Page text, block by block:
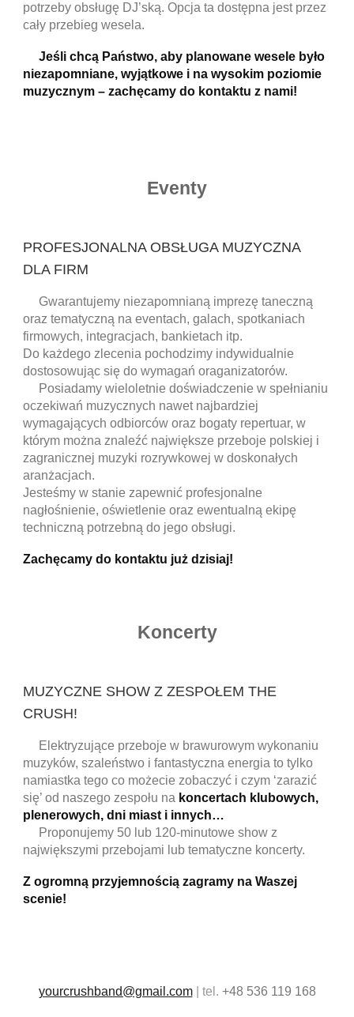
potrzeby obsługę DJ’ską. Opcja ta dostępna jest przez
cały przebieg wesela.
Jeśli chcą Państwo, aby planowane wesele było
niezapomniane, wyjątkowe i na wysokim poziomie
muzycznym – zachęcamy do kontaktu z nami!
Eventy
PROFESJONALNA OBSŁUGA MUZYCZNA
DLA FIRM
Gwarantujemy niezapomnianą imprezę taneczną
oraz tematyczną na eventach, galach, spotkaniach
firmowych, integracjach, bankietach itp.
Do każdego zlecenia pochodzimy indywidualnie
dostosowując się do wymagań oraganizatorów.
Posiadamy wieloletnie doświadczenie w spełnianiu
oczekiwań muzycznych nawet najbardziej
wymagających odbiorców oraz bogaty repertuar, w
którym można znaleźć największe przeboje polskiej i
zagranicznej muzyki rozrywkowej w doskonałych
aranżacjach.
Jesteśmy w stanie zapewnić profesjonalne
nagłośnienie, oświetlenie oraz ewentualną ekipę
techniczną potrzebną do jego obsługi.
Zachęcamy do kontaktu już dzisiaj!
Koncerty
MUZYCZNE SHOW Z ZESPOŁEM THE
CRUSH!
Elektryzujące przeboje w brawurowym wykonaniu
muzyków, szaleństwo i fantastyczna energia to tylko
namiastka tego co możecie zobaczyć i czym ‘zarazić
się’ od naszego zespołu na koncertach klubowych,
plenerowych, dni miast i innych…
Proponujemy 50 lub 120-minutowe show z
największymi przebojami lub tematyczne koncerty.
Z ogromną przyjemnością zagramy na Waszej
scenie!
yourcrushband@gmail.com| tel. +48 536 119 168